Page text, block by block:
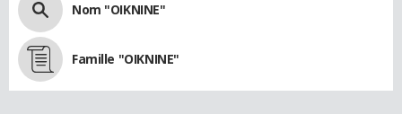
Nom "OIKNINE"
Famille "OIKNINE"